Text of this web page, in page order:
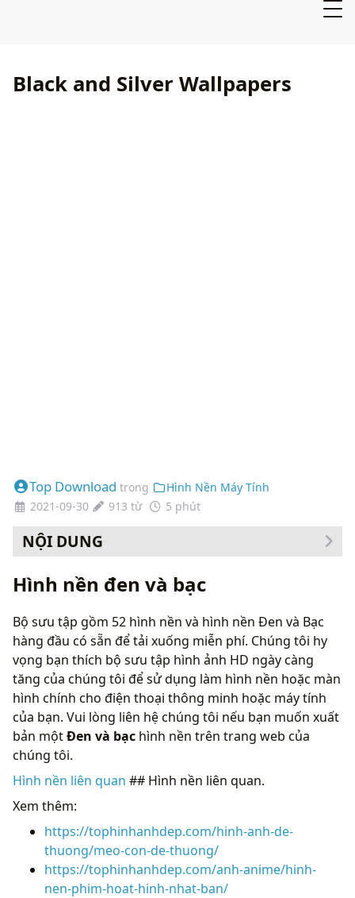
Black and Silver Wallpapers
Top Download trong
Hình Nền Máy Tính
2021-09-30
913 từ 5 phút
NỘI DUNG
Hình nền đen và bạc
Bộ sưu tập gồm 52 hình nền và hình nền Đen và Bạc
hàng đầu có sẵn để tải xuống miễn phí. Chúng tôi hy
vọng bạn thích bộ sưu tập hình ảnh HD ngày càng
tăng của chúng tôi để sử dụng làm hình nền hoặc màn
hình chính cho điện thoại thông minh hoặc máy tính
của bạn. Vui lòng liên hệ chúng tôi nếu bạn muốn xuất
bản mộtĐen và bạc hình nền trên trang web của
chúng tôi.
Hình nền liên quan ## Hình nền liên quan.
Xem thêm:
https://tophinhanhdep.com/hinh-anh-de-
thuong/meo-con-de-thuong/
https://tophinhanhdep.com/anh-anime/hinh-
nen-phim-hoat-hinh-nhat-ban/